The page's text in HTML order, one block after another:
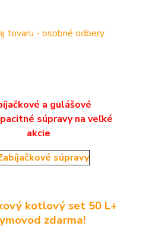
a gulášové
súpravy na veľké
akcie
kotlový set 50 L+
zdarma!